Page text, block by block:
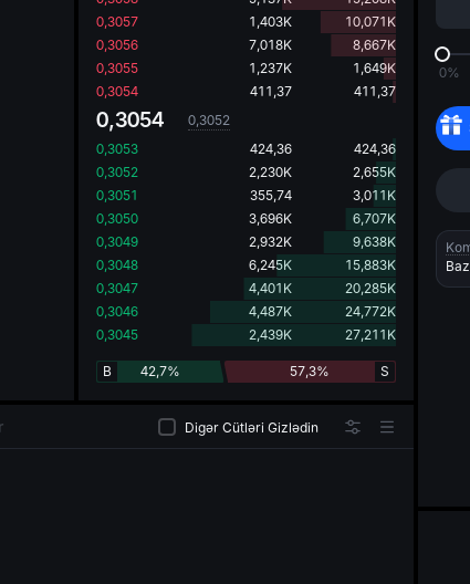
Digər Cütləri Gizlədin
0,3057
1,403K
10,071K
0,3056
7,018K
8,667K
0,3055
1,237K
1,649K
0,3054
411,37 411,37
0,3054
0,3052
0,3053
424,36
424,36
0,3052
2,230K
2,655K
0,3051
355,74
3,011K
0,3050
3,696K
6,707K
0,3049
2,932K
9,638K
0,3048
6,245K
15,883K
0,3047
4,401K
20,285K
0,3046
4,487K
24,772K
0,3045
2,439K 27,211K
42,7%
B 57,3% S
0%